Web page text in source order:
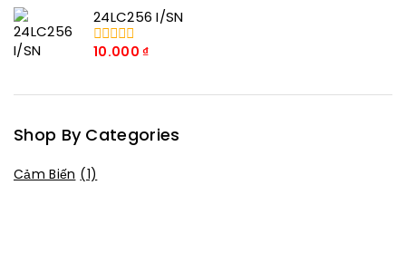
số
5
24LC256 I/SN
0
5
10.000₫
Shop By Categories
Cảm Biến (1)